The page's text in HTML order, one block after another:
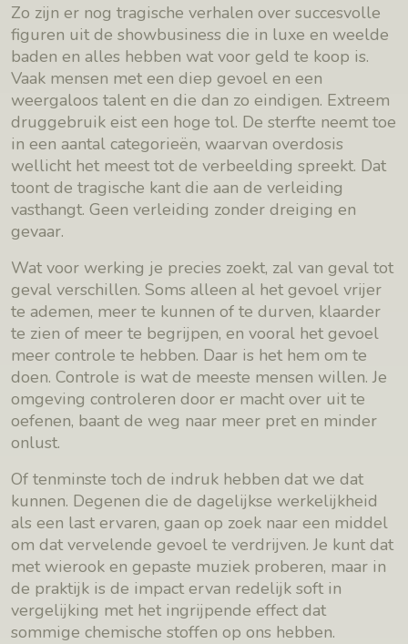
Zo zijn er nog tragische verhalen over succesvolle
figuren uit de showbusiness die in luxe en weelde
baden en alles hebben wat voor geld te koop is.
Vaak mensen met een diep gevoel en een
weergaloos talent en die dan zo eindigen. Extreem
druggebruik eist een hoge tol. De sterfte neemt toe
in een aantal categorieën, waarvan overdosis
wellicht het meest tot de verbeelding spreekt. Dat
toont de tragische kant die aan de verleiding
vasthangt. Geen verleiding zonder dreiging en
gevaar.
Wat voor werking je precies zoekt, zal van geval tot
geval verschillen. Soms alleen al het gevoel vrijer
te ademen, meer te kunnen of te durven, klaarder
te zien of meer te begrijpen, en vooral het gevoel
meer controle te hebben. Daar is het hem om te
doen. Controle is wat de meeste mensen willen. Je
omgeving controleren door er macht over uit te
oefenen, baant de weg naar meer pret en minder
onlust.
Of tenminste toch de indruk hebben dat we dat
kunnen. Degenen die de dagelijkse werkelijkheid
als een last ervaren, gaan op zoek naar een middel
om dat vervelende gevoel te verdrijven. Je kunt dat
met wierook en gepaste muziek proberen, maar in
de praktijk is de impact ervan redelijk soft in
vergelijking met het ingrijpende effect dat
sommige chemische stoffen op ons hebben.